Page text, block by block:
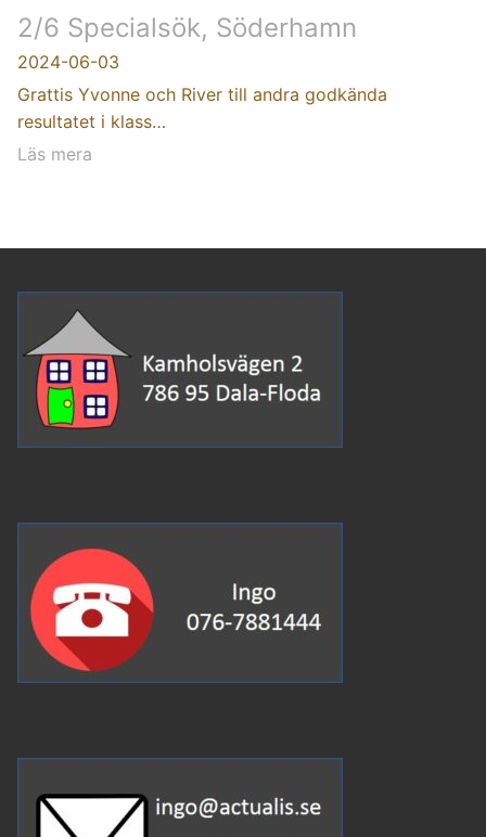
2/6 Specialsök, Söderhamn
2024-06-03
Grattis Yvonne och River till andra godkända
resultatet i klass…
Läs mera